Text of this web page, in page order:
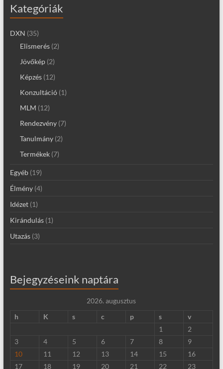
Kategóriák
DXN (35)
Elismerés(2)
Jövőkép(2)
Képzés(12)
Konzultáció(1)
MLM (12)
Rendezvény(7)
Tanulmány(2)
Termékek(7)
Egyéb(19)
Élmény(4)
Idézet(1)
Kirándulás(1)
Utazás(3)
Bejegyzéseink naptára
2026. augusztus
h
K s c p s
v
1
2
3
4 5 6 7 8
9
10
11 12 13 14 15
16
17
18 19 20 21 22 23